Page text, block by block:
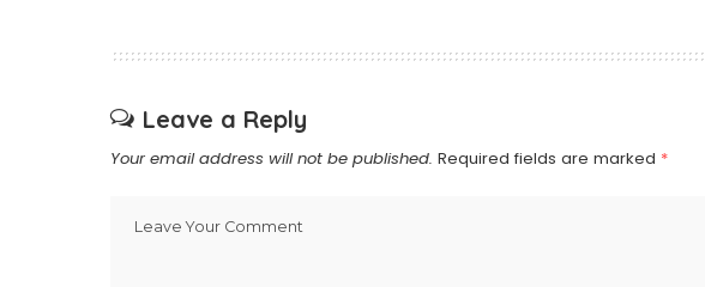
Leave a Reply
Your email address will not be published. Required fields are marked *